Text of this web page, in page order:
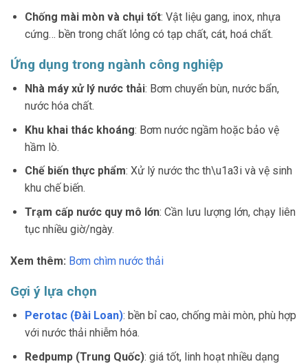
Chống mài mòn và chụi tốt: Vật liệu gang, inox, nhựa
cứng… bền trong chất lỏng có tạp chất, cát, hoá chất.
Ứng dụng trong ngành công nghiệp
Nhà máy xử lý nước thải: Bơm chuyển bùn, nước bẩn,
nước hóa chất.
Khu khai thác khoáng: Bơm nước ngầm hoặc bảo vệ
hầm lò.
Chế biến thực phẩm: Xử lý nước thc th\u1a3i và vệ sinh
khu chế biến.
Trạm cấp nước quy mô lớn: Cần lưu lượng lớn, chạy liên
tục nhiều giờ/ngày.
Xem thêm: Bơm chìm nước thải
Gợi ý lựa chọn
Perotac (Đài Loan): bền bỉ cao, chống mài mòn, phù hợp
với nước thải nhiễm hóa.
Redpump (Trung Quốc): giá tốt, linh hoạt nhiều dạng